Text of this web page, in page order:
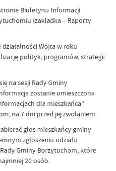
Biuletynu Informacji
(zakładka – Raporty
Wójta w roku
polityk, programów, strategii
na sesji Rady Gminy
zostanie umieszczona
dla mieszkańca”
na 7 dni przed jej zwołaniem.
głos mieszkańcy gminy
zgłoszeniu udziału
Gminy Borzytuchom, które
20 osób.